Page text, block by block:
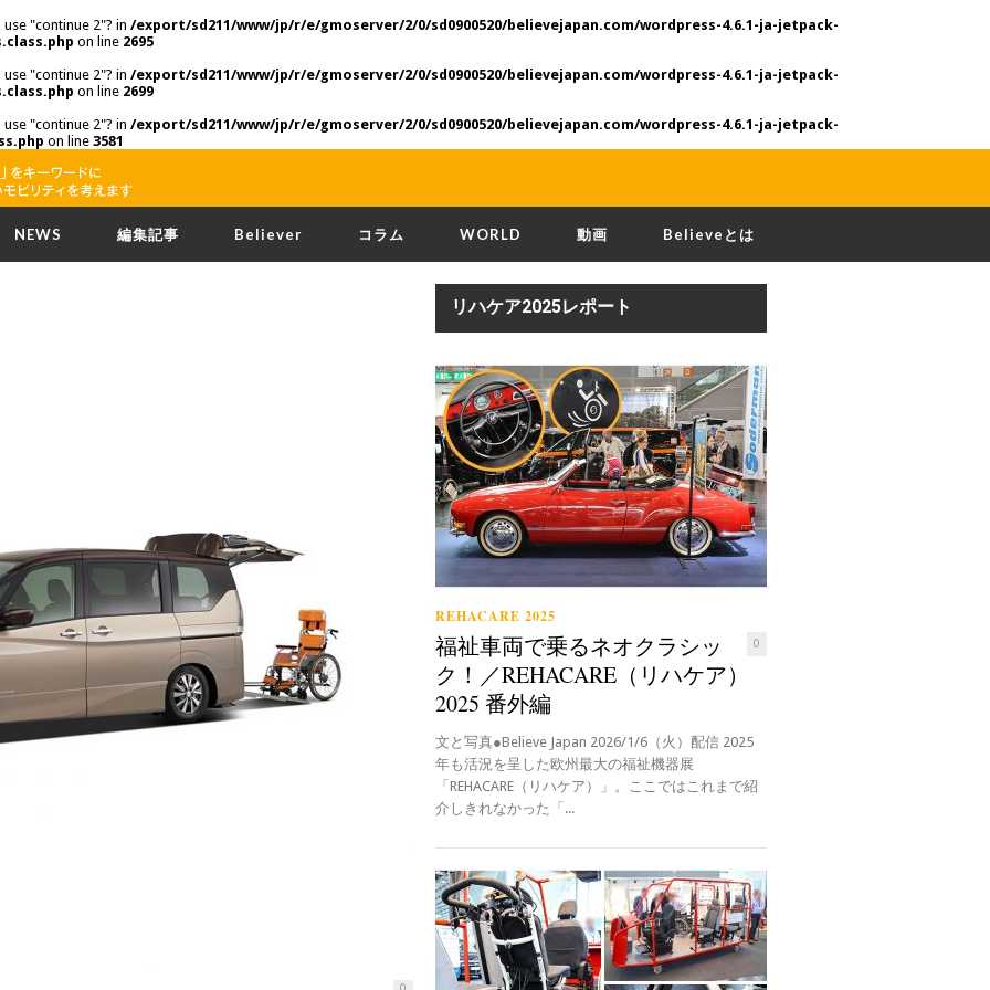
"continue 2"? in /export/sd211/www/jp/r/e/gmoserver/2/0/sd0900520/believejapan.com/wordpress-4.6.1-ja-jetpack-
on line 2695
"continue 2"? in /export/sd211/www/jp/r/e/gmoserver/2/0/sd0900520/believejapan.com/wordpress-4.6.1-ja-jetpack-
on line 2699
"continue 2"? in /export/sd211/www/jp/r/e/gmoserver/2/0/sd0900520/believejapan.com/wordpress-4.6.1-ja-jetpack-
on line 3581
NEWS 編集記事 Believer コラム WORLD 動画 Believeとは
リハケア2025レポート
REHACARE 2025
0
福祉車両で乗るネオクラシッ
ク！／REHACARE（リハケア）
2025 番外編
文と写真●Believe Japan 2026/1/6（火）配信 2025
年も活況を呈した欧州最大の福祉機器展
「REHACARE（リハケア）」。ここではこれまで紹
介しきれなかった「...